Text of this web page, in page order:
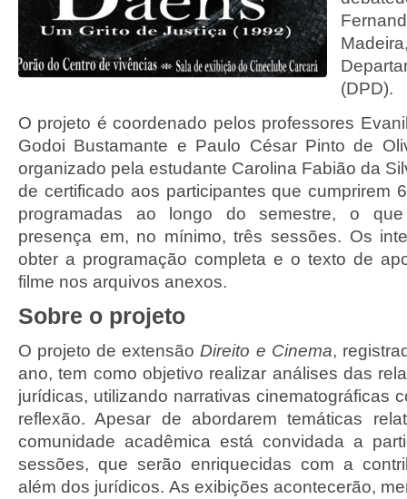
(DPD).
O projeto é coordenado pelos professores
Godoi Bustamante e Paulo César Pinto de
organizado pela estudante Carolina Fabião da
de certificado aos participantes que cumprirem
programadas ao longo do semestre, o
presença em, no mínimo, três sessões. Os
obter a programação completa e o texto de
filme nos arquivos anexos.
Sobre o projeto
O projeto de extensãoDireito e Cinema,
ano, tem como objetivo realizar análises das
jurídicas, utilizando narrativas cinematográficas
reflexão. Apesar de abordarem temáticas
comunidade acadêmica está convidada a
sessões, que serão enriquecidas com a
além dos jurídicos. As exibições acontecerão,